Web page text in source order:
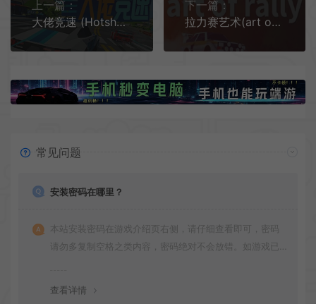
上一篇：
大佬竞速 (Hotshot Racing) 简中|PC|休闲赛车竞速游戏
下一篇：
拉力赛艺术(art of rally)简中|PC|RAC|卡通风格赛车竞速游戏
常见问题
安装密码在哪里？
本站安装密码在游戏介绍页右侧，请仔细查看即可，密码
请勿多复制空格之类内容，密码绝对不会放错。如游戏已
查看详情